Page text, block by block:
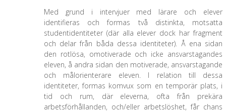
Med grund i intervjuer med lärare och elever
identifieras och formas två distinkta, motsatta
studentidentiteter (där alla elever dock har fragment
och delar från båda dessa identiteter). Å ena sidan
den rotlösa, omotiverade och icke ansvarstagandes
eleven, å andra sidan den motiverade, ansvarstagande
och målorienterare eleven. I relation till dessa
identiteter, formas komvux som en temporär plats, i
tid och rum, där eleverna, ofta från prekära
arbetsförhållanden, och/eller arbetslöshet, får chans